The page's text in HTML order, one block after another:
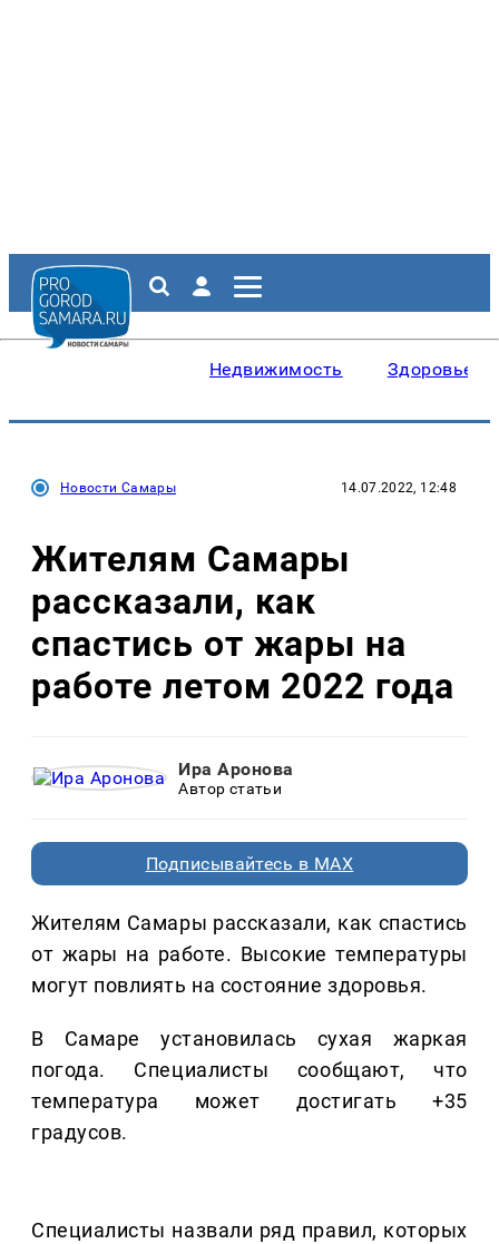
Недвижимость Здоровье
Новости Самары 14.07.2022, 12:48
Жителям Самары
рассказали, как
спастись от жары на
работе летом 2022 года
Ира Аронова
Автор статьи
Подписывайтесь в MAX
Жителям Самары рассказали, как спастись
от жары на работе. Высокие температуры
могут повлиять на состояние здоровья.
В Самаре установилась сухая жаркая
погода. Специалисты сообщают, что
температура может достигать +35
градусов.
Специалисты назвали ряд правил, которых